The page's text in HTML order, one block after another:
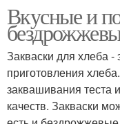
ячменный хлеб
Вкусные и
Закваски для хлеба
приготовления
заквашивания теста
качеств. Закваски